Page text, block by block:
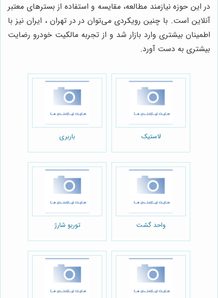
در این حوزه نیازمند مطالعه، مقایسه و استفاده از بسترهای معتبر
آنلاین است. با چنین رویکردی می‌توان در در تهران ، ایران نیز با
اطمینان بیشتری وارد بازار شد و از تجربه مالکیت خودرو رضایت
بیشتری به دست آورد.
لاستیک باربری
واحد گشت توربو شارژ